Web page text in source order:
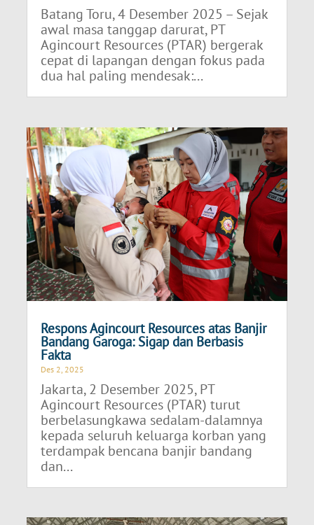
Batang Toru, 4 Desember 2025 – Sejak
awal masa tanggap darurat, PT
Agincourt Resources (PTAR) bergerak
cepat di lapangan dengan fokus pada
dua hal paling mendesak:...
Respons Agincourt Resources atas Banjir
Bandang Garoga: Sigap dan Berbasis
Fakta
Des 2, 2025
Jakarta, 2 Desember 2025, PT
Agincourt Resources (PTAR) turut
berbelasungkawa sedalam-dalamnya
kepada seluruh keluarga korban yang
terdampak bencana banjir bandang
dan...